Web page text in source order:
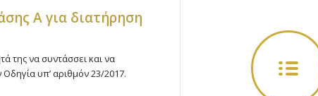
Α για διατήρηση
της να συντάσσει και να
υπ’ αριθμόν 23/2017.